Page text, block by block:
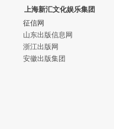
上海新汇文化娱乐集团
征信网
山东出版信息网
浙江出版网
安徽出版集团